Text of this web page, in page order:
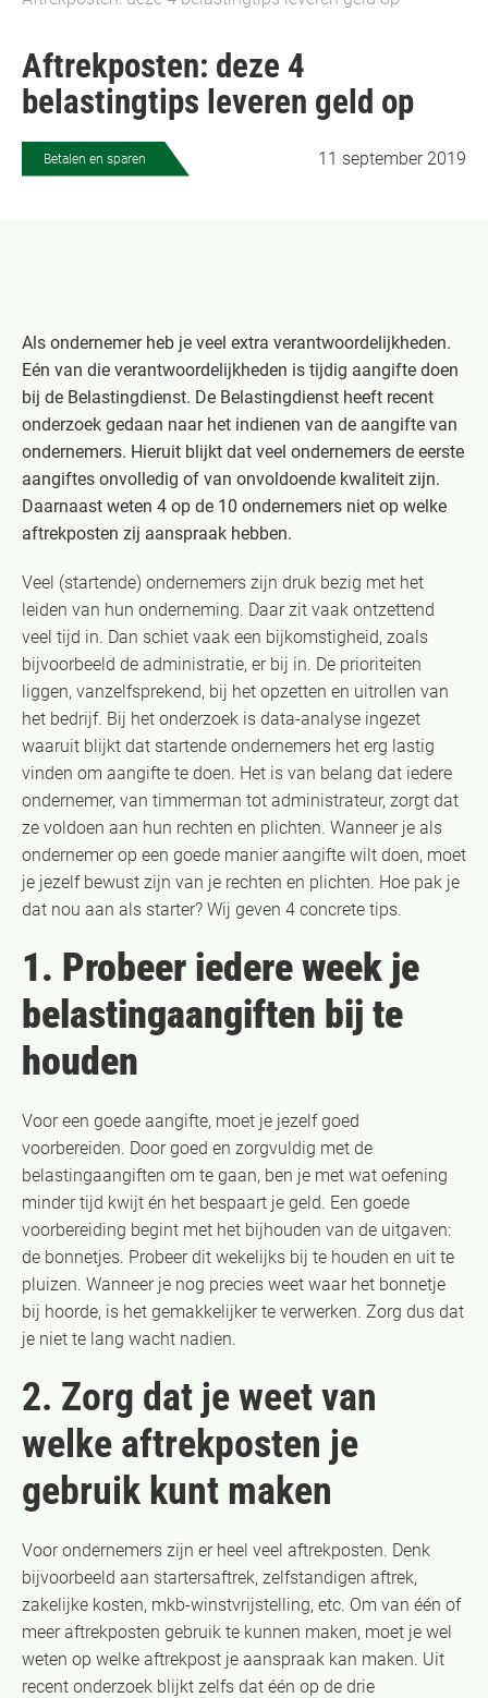
Aftrekposten: deze 4
belastingtips leveren geld op
Betalen en sparen 11 september 2019
Als ondernemer heb je veel extra verantwoordelijkheden.
Eén van die verantwoordelijkheden is tijdig aangifte doen
bij de Belastingdienst. De Belastingdienst heeft recent
onderzoek gedaan naar het indienen van de aangifte van
ondernemers. Hieruit blijkt dat veel ondernemers de eerste
aangiftes onvolledig of van onvoldoende kwaliteit zijn.
Daarnaast weten 4 op de 10 ondernemers niet op welke
aftrekposten zij aanspraak hebben.
Veel (startende) ondernemers zijn druk bezig met het
leiden van hun onderneming. Daar zit vaak ontzettend
veel tijd in. Dan schiet vaak een bijkomstigheid, zoals
bijvoorbeeld de administratie, er bij in. De prioriteiten
liggen, vanzelfsprekend, bij het opzetten en uitrollen van
het bedrijf. Bij het onderzoek is data-analyse ingezet
waaruit blijkt dat startende ondernemers het erg lastig
vinden om aangifte te doen. Het is van belang dat iedere
ondernemer, van timmerman tot administrateur, zorgt dat
ze voldoen aan hun rechten en plichten. Wanneer je als
ondernemer op een goede manier aangifte wilt doen, moet
je jezelf bewust zijn van je rechten en plichten. Hoe pak je
dat nou aan als starter? Wij geven 4 concrete tips.
1. Probeer iedere week je
belastingaangiften bij te
houden
Voor een goede aangifte, moet je jezelf goed
voorbereiden. Door goed en zorgvuldig met de
belastingaangiften om te gaan, ben je met wat oefening
minder tijd kwijt én het bespaart je geld. Een goede
voorbereiding begint met het bijhouden van de uitgaven:
de bonnetjes. Probeer dit wekelijks bij te houden en uit te
pluizen. Wanneer je nog precies weet waar het bonnetje
bij hoorde, is het gemakkelijker te verwerken. Zorg dus dat
je niet te lang wacht nadien.
2. Zorg dat je weet van
welke aftrekposten je
gebruik kunt maken
Voor ondernemers zijn er heel veel aftrekposten. Denk
bijvoorbeeld aan startersaftrek, zelfstandigen aftrek,
zakelijke kosten, mkb-winstvrijstelling, etc. Om van één of
meer aftrekposten gebruik te kunnen maken, moet je wel
weten op welke aftrekpost je aanspraak kan maken. Uit
recent onderzoek blijkt zelfs dat één op de drie